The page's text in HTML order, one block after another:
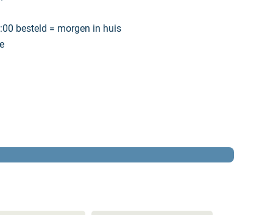
besteld = morgen in huis